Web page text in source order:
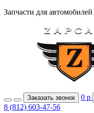
Запчасти для автомобилей
Заказать звонок 0 р
8 (812) 603-47-56